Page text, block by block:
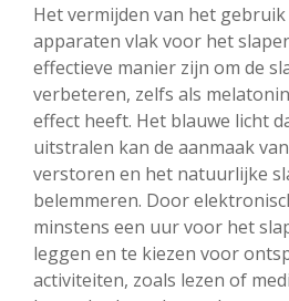
Het vermijden van het
apparaten vlak voor het
effectieve manier zijn om de
verbeteren, zelfs als
effect heeft. Het blauwe licht
uitstralen kan de aanmaak
verstoren en het natuurlijke
belemmeren. Door
minstens een uur voor het
leggen en te kiezen voor
activiteiten, zoals lezen of